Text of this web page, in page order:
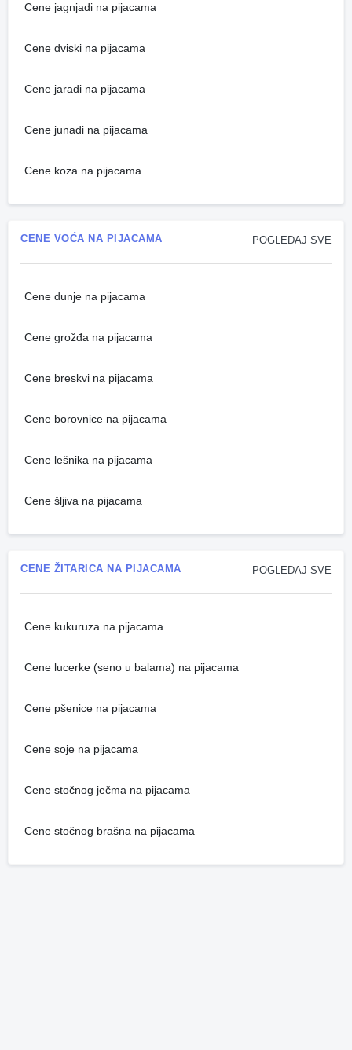
Cene jagnjadi na pijacama
Cene dviski na pijacama
Cene jaradi na pijacama
Cene junadi na pijacama
Cene koza na pijacama
POGLEDAJ SVE
CENE VOĆA NA PIJACAMA
Cene dunje na pijacama
Cene grožđa na pijacama
Cene breskvi na pijacama
Cene borovnice na pijacama
Cene lešnika na pijacama
Cene šljiva na pijacama
POGLEDAJ SVE
CENE ŽITARICA NA PIJACAMA
Cene kukuruza na pijacama
Cene lucerke (seno u balama) na pijacama
Cene pšenice na pijacama
Cene soje na pijacama
Cene stočnog ječma na pijacama
Cene stočnog brašna na pijacama